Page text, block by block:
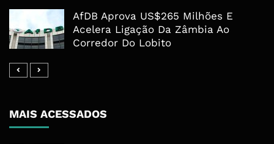
AfDB Aprova US$265 Milhões E
Acelera Ligação Da Zâmbia Ao
Corredor Do Lobito
MAIS ACESSADOS